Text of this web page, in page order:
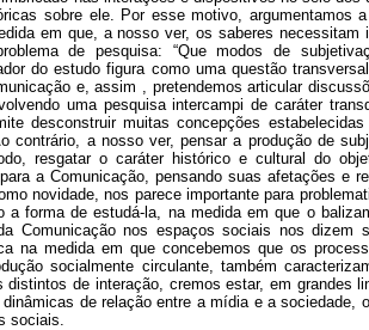
sobre ele. Por esse motivo, argumentamos
em que, a nosso ver, os saberes
de pesquisa: “Que modos de
do estudo figura como uma questão
e, assim , pretendemos articular
uma pesquisa intercampi de caráter
desconstruir muitas concepções
contrário, a nosso ver, pensar a produção de
resgatar o caráter histórico e cultural do
a Comunicação, pensando suas afetações e
novidade, nos parece importante para
a forma de estudá-la, na medida em que o
Comunicação nos espaços sociais nos
na medida em que concebemos que os
socialmente circulante, também
de interação, cremos estar, em grandes
de relação entre a mídia e a
sociais.